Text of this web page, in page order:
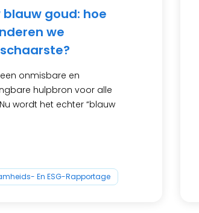
blauw goud: hoe
we
onmisbare en
hulpbron voor alle
wordt het echter “blauw
En ESG-Rapportage